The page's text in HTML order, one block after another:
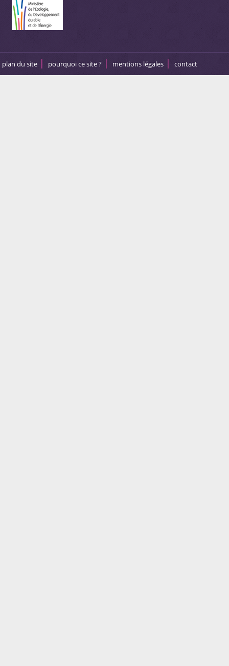
plan du site pourquoi ce site ? mentions légales contact